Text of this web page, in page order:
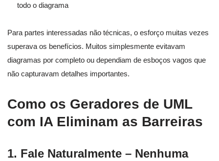
todo o diagrama
Para partes interessadas não técnicas, o esforço muitas vezes
superava os benefícios. Muitos simplesmente evitavam
diagramas por completo ou dependiam de esboços vagos que
não capturavam detalhes importantes.
Como os Geradores de UML
com IA Eliminam as Barreiras
1. Fale Naturalmente – Nenhuma